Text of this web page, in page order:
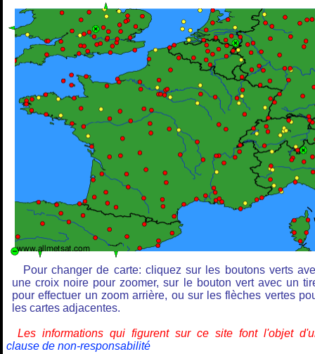
Pour changer de carte: cliquez sur les boutons verts
une croix noire pour zoomer, sur le bouton vert avec un
pour effectuer un zoom arrière, ou sur les flèches vertes
les cartes adjacentes.
Les informations qui figurent sur ce site font l'objet
clause de non-responsabilité